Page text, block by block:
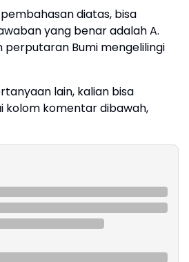
diatas, bisa
yang benar adalah A.
perputaran Bumi mengelilingi
lain, kalian bisa
kolom komentar dibawah,